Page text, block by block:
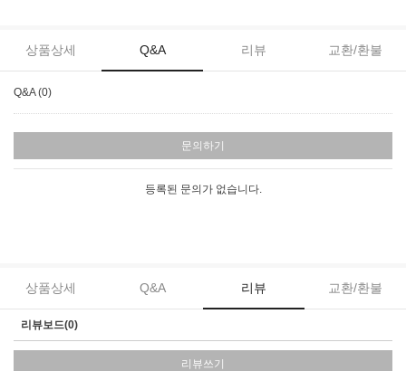
상품상세 Q&A 리뷰 교환/환불
Q&A (0)
문의하기
등록된 문의가 없습니다.
상품상세 Q&A 리뷰 교환/환불
리뷰보드(0)
리뷰쓰기